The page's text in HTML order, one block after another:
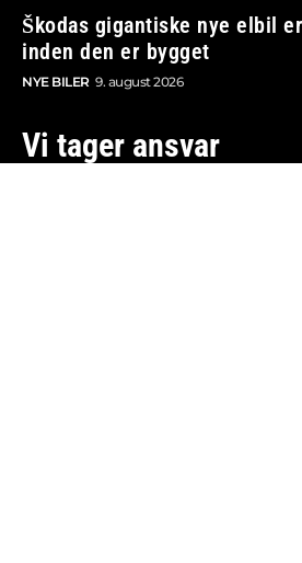
Škodas gigantiske nye elbil
inden den er bygget
NYE BILER 9. august 2026
Vi tager ansvar